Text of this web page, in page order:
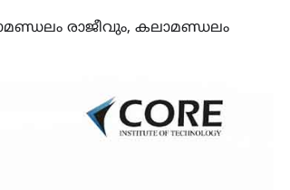
രാജീവും, കലാമണ്ഡലം